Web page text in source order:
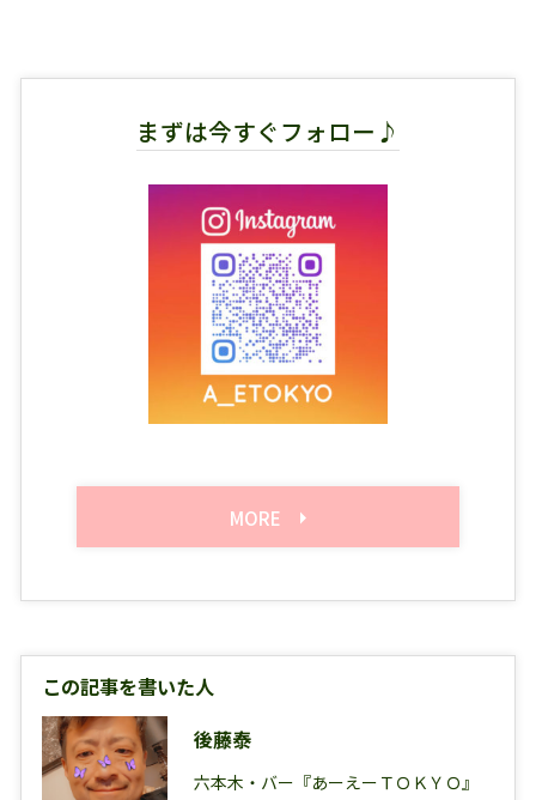
まずは今すぐフォロー♪
MORE
この記事を書いた人
後藤泰
六本木・バー『あーえーＴＯＫＹＯ』